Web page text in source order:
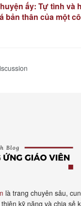
ấy: Tự tình và
bản thân của một
là trang chuyên sâu,
kỹ năng và chia sẻ